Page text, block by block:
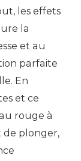
les effets
la
et au
parfaite
En
et ce
rouge à
de plonger,